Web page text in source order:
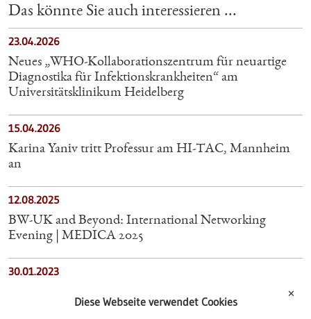
Das könnte Sie auch interessieren ...
23.04.2026
Neues „WHO-Kollaborationszentrum für neuartige
Diagnostika für Infektionskrankheiten“ am
Universitätsklinikum Heidelberg
15.04.2026
Karina Yaniv tritt Professur am HI-TAC, Mannheim
an
12.08.2025
BW-UK and Beyond: International Networking
Evening | MEDICA 2025
30.01.2023
✕
Diese Webseite verwendet Cookies